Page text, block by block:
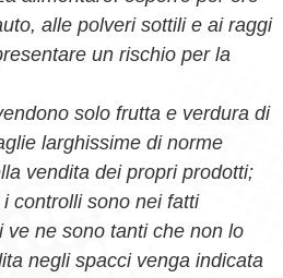
alle polveri sottili e ai raggi
un rischio per la
solo frutta e verdura di
larghissime di norme
vendita dei propri prodotti;
controlli sono nei fatti
ne sono tanti che non lo
negli spacci venga indicata